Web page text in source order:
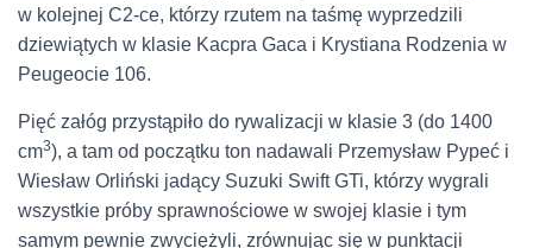
w kolejnej C2-ce, którzy rzutem na taśmę wyprzedzili
dziewiątych w klasie Kacpra Gaca i Krystiana Rodzenia w
Peugeocie 106.
Pięć załóg przystąpiło do rywalizacji w klasie 3 (do 1400
cm3), a tam od początku ton nadawali Przemysław Pypeć i
Wiesław Orliński jadący Suzuki Swift GTi, którzy wygrali
wszystkie próby sprawnościowe w swojej klasie i tym
samym pewnie zwyciężyli, zrównując się w punktacji